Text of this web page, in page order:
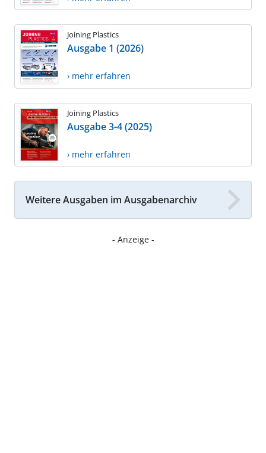
Joining Plastics
Ausgabe 1 (2026)
› mehr erfahren
Joining Plastics
Ausgabe 3-4 (2025)
› mehr erfahren
Weitere Ausgaben im Ausgabenarchiv
- Anzeige -